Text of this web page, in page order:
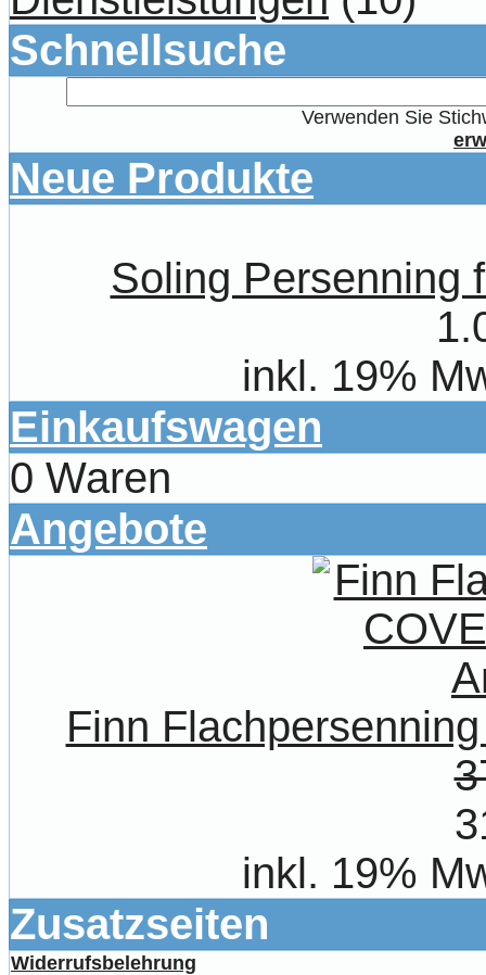
Schnellsuche
Verwenden Sie
Neue Produkte
Soling Persenning
inkl. 19%
Einkaufswagen
0 Waren
Angebote
Finn
inkl. 19%
Zusatzseiten
Widerrufsbelehrung